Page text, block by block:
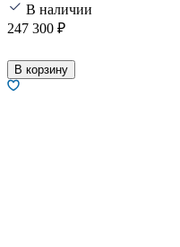
В наличии
247 300 ₽
В корзину